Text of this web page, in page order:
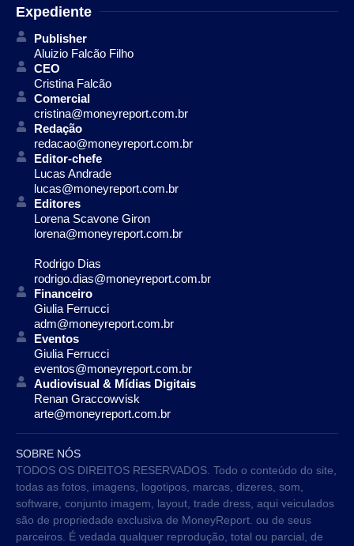
Expediente
Publisher
Aluizio Falcão Filho
CEO
Cristina Falcão
Comercial
cristina@moneyreport.com.br
Redação
redacao@moneyreport.com.br
Editor-chefe
Lucas Andrade
lucas@moneyreport.com.br
Editores
Lorena Scavone Giron
lorena@moneyreport.com.br
Rodrigo Dias
rodrigo.dias@moneyreport.com.br
Financeiro
Giulia Ferrucci
adm@moneyreport.com.br
Eventos
Giulia Ferrucci
eventos@moneyreport.com.br
Audiovisual & Mídias Digitais
Renan Graccowvisk
arte@moneyreport.com.br
SOBRE NÓS
TODOS OS DIREITOS RESERVADOS. Todo o conteúdo do site,
todas as fotos, imagens, logotipos, marcas, dizeres, som,
software, conjunto imagem, layout, trade dress, aqui veiculados
são de propriedade exclusiva de MoneyReport. ou de seus
parceiros. É vedada qualquer reprodução, total ou parcial, de